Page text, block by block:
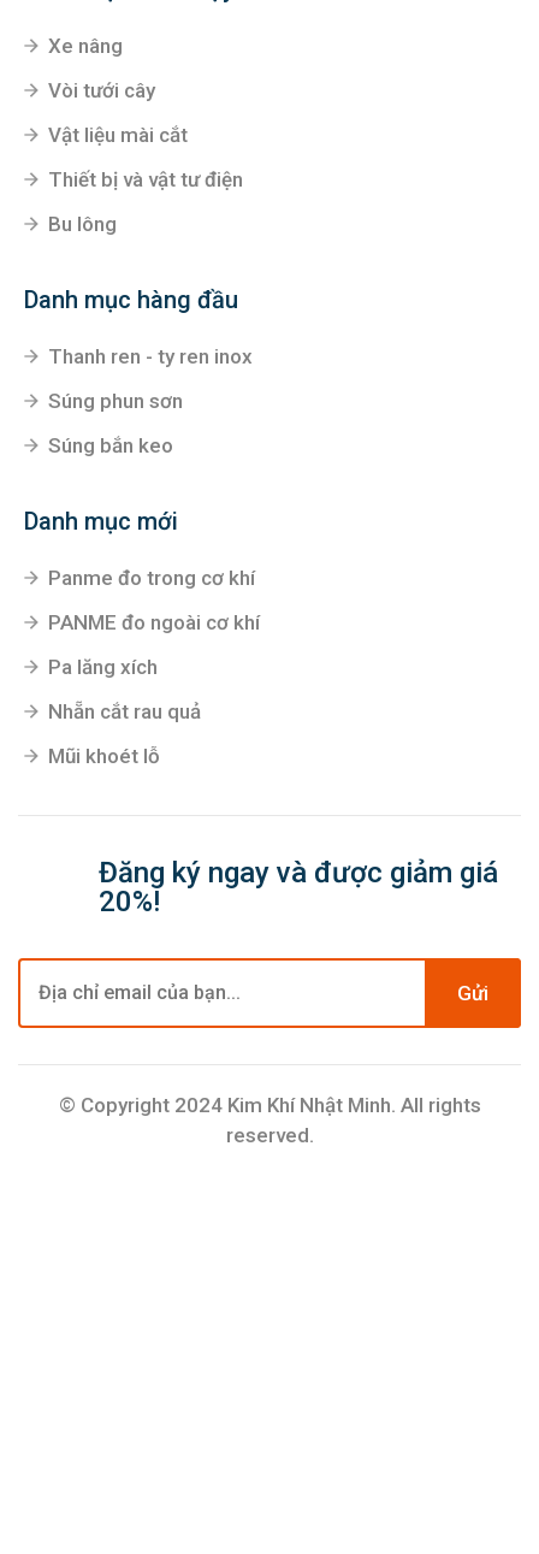
Xe nâng
Vòi tưới cây
Vật liệu mài cắt
Thiết bị và vật tư điện
Bu lông
Danh mục hàng đầu
Thanh ren - ty ren inox
Súng phun sơn
Súng bắn keo
Danh mục mới
Panme đo trong cơ khí
PANME đo ngoài cơ khí
Pa lăng xích
Nhẵn cắt rau quả
Mũi khoét lỗ
Đăng ký ngay và được giảm giá
20%!
Gửi
© Copyright 2024 Kim Khí Nhật Minh. All rights
reserved.